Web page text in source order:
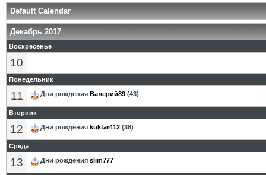
Default Calendar
Декабрь 2017
Воскресенье
10
Понедельник
11 Дни рождения Валерий89 (43)
Вторник
12 Дни рождения kuktar412 (38)
Среда
13 Дни рождения slim777